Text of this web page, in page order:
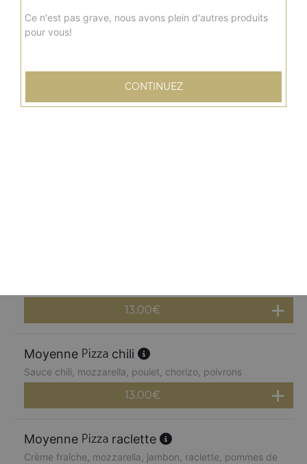
Sauce tomate, mozzarella, poulet, curry, poivrons,
13.00€
13.00€
Moyenne chili
Sauce chili, mozzarella, poulet, chorizo, poivrons
13.00€
Moyenne raclette
Crème fraîche, mozzarella, jambon, raclette, pommes de
Ce n'est pas grave, nous avons plein d'autres produits
pour vous!
CONTINUEZ